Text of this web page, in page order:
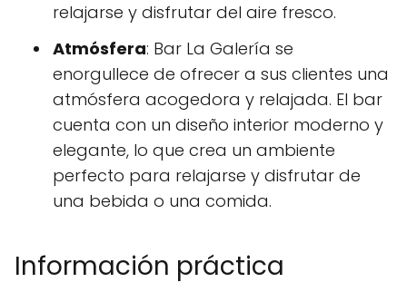
relajarse y disfrutar del aire fresco.
Atmósfera: Bar La Galería se
enorgullece de ofrecer a sus clientes una
atmósfera acogedora y relajada. El bar
cuenta con un diseño interior moderno y
elegante, lo que crea un ambiente
perfecto para relajarse y disfrutar de
una bebida o una comida.
Información práctica